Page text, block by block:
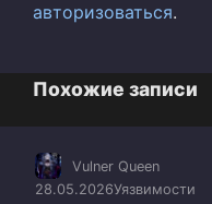
авторизоваться.
Похожие записи
Vulner Queen
28.05.2026Уязвимости